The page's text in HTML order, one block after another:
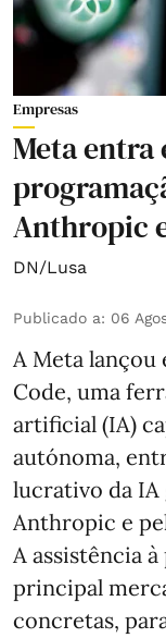
Empresas
Meta entra
Anthropic
DN/Lusa
Publicado a: 06
A Meta lançou
Code, uma
artificial (IA)
autónoma,
lucrativo da IA
Anthropic e
A assistência
principal
concretas,